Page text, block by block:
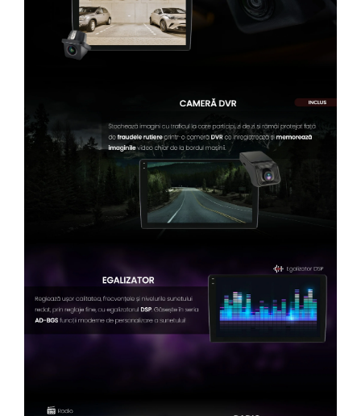
Conectică Mitsubishi
Lumini ambientale